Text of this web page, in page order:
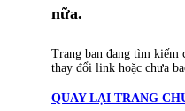
nữa.
Trang bạn đang tìm kiếm
thay đổi link hoặc chưa
QUAY LẠI TRANG